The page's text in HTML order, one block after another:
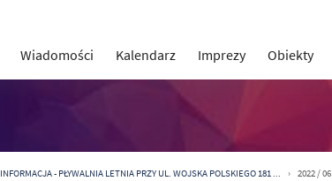
Wiadomości Kalendarz Imprezy Obiekty
INFORMACJA - PŁYWALNIA LETNIA PRZY UL. WOJSKA POLSKIEGO 181 ... 2022 / 06